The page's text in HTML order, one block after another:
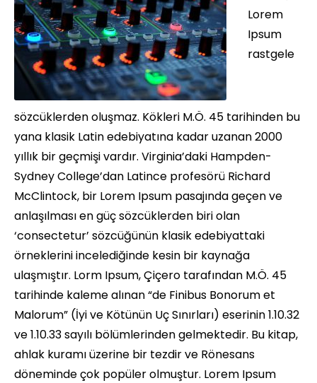
Lorem
Ipsum
rastgele
sözcüklerden oluşmaz. Kökleri M.Ö. 45 tarihinden bu
yana klasik Latin edebiyatına kadar uzanan 2000
yıllık bir geçmişi vardır. Virginia’daki Hampden-
Sydney College’dan Latince profesörü Richard
McClintock, bir Lorem Ipsum pasajında geçen ve
anlaşılması en güç sözcüklerden biri olan
‘consectetur’ sözcüğünün klasik edebiyattaki
örneklerini incelediğinde kesin bir kaynağa
ulaşmıştır. Lorm Ipsum, Çiçero tarafından M.Ö. 45
tarihinde kaleme alınan “de Finibus Bonorum et
Malorum” (İyi ve Kötünün Uç Sınırları) eserinin 1.10.32
ve 1.10.33 sayılı bölümlerinden gelmektedir. Bu kitap,
ahlak kuramı üzerine bir tezdir ve Rönesans
döneminde çok popüler olmuştur. Lorem Ipsum